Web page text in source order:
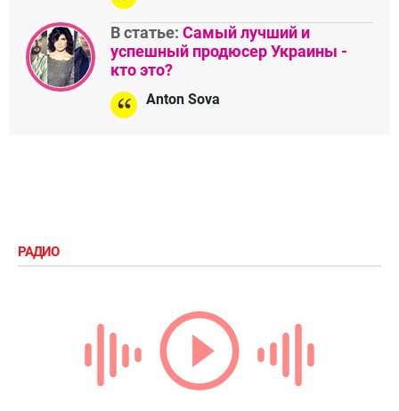
В статье: Самый лучший и
успешный продюсер Украины -
кто это?
Anton Sova
РАДИО